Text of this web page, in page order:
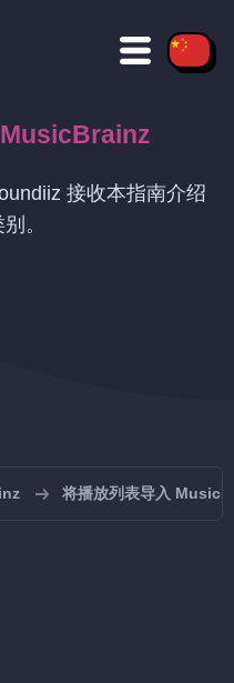
MusicBrainz
接收本指南介绍
。
将播放列表导入